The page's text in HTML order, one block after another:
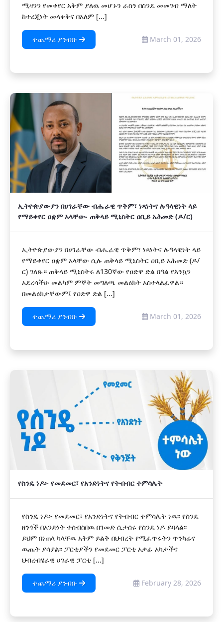
ሚዛንን የመቀየር አቅም ያለዉ መሆኑን ራስን በስንዴ መመገብ ማለት
ከተረጂነት መላቀቅና በአለም [...]
ተጨማሪ ያንብቡ March 01, 2026
ኢትዮጵያውያን በሀገራቸው ብሔራዊ ጥቅም፣ ነጻነትና ሉዓላዊነት ላይ
የማይቀየር ዐቋም አላቸው- ጠቅላይ ሚኒስትር ዐቢይ አሕመድ (ዶ/ር)
ኢትዮጵያውያን በሀገራቸው ብሔራዊ ጥቅም፣ ነጻነትና ሉዓላዊነት ላይ
የማይቀየር ዐቋም አላቸው ሲሉ ጠቅላይ ሚኒስትር ዐቢይ አሕመድ (ዶ/
ር) ገለጹ። ጠቅላይ ሚኒስትሩ ለ130ኛው የዐድዋ ድል በዓል የእንኳን
አደረሳችሁ መልካም ምኞት መግለጫ መልዕክት አስተላልፈዋል።
በመልዕክታቸውም፤ የዐድዋ ድል [...]
ተጨማሪ ያንብቡ March 01, 2026
የስንዴ ነዶ፡- የመደመር፣ የአንድነትና የትብብር ተምሳሌት
የስንዴ ነዶ፡- የመደመር፣ የአንድነትና የትብብር ተምሳሌት ነዉ፡፡ የስንዴ
ዘንጎች በአንድነት ተሰብስበዉ በገመድ ሲታሰሩ የስንዴ ነዶ ይባላል፡፡
ይህም በነጠላ ካላቸዉ አቅም ይልቅ በህብረት የሚፈጥሩትን ጥንካሬና
ዉጤት ያሳያል፡፡ ፓርቲያችን የመደመር ፓርቲ አቃፊ አካታችና
ህብረብሄራዊ ሀገራዊ ፓርቲ [...]
ተጨማሪ ያንብቡ February 28, 2026